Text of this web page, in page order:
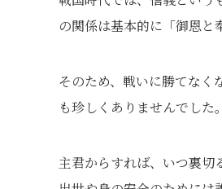
の関係は基本的に「御恩と
そのため、戦いに勝てなく
も珍しくありませんでした。
主君からすれば、いつ裏切